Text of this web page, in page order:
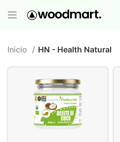
Inicio HN - Health Natural
Premium-Compra 12
GRATIS ¡LO